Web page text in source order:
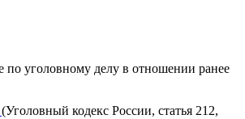
по уголовному делу в отношении ранее
(Уголовный кодекс России, статья 212,